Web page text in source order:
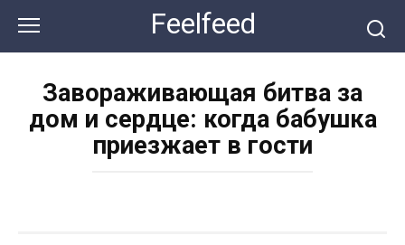
контенту
Feelfeed
Завораживающая битва за
дом и сердце: когда бабушка
приезжает в гости